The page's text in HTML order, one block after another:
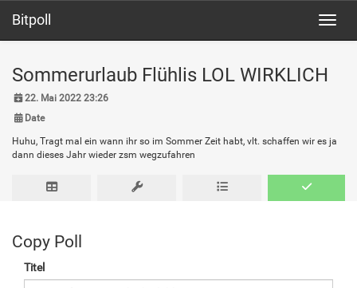
Bitpoll
Sommerurlaub Flühlis LOL WIRKLICH
22. Mai 2022 23:26
Date
Huhu, Tragt mal ein wann ihr so im Sommer Zeit habt, vlt. schaffen wir es ja
dann dieses Jahr wieder zsm wegzufahren
Copy Poll
Titel